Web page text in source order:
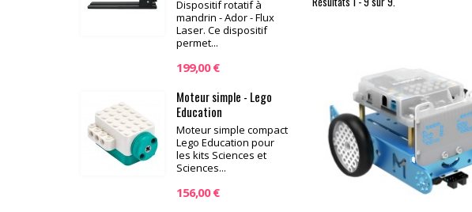
Dispositif rotatif à
mandrin - Ador - Flux
Laser. Ce dispositif
permet...
199,00 €
Moteur simple - Lego
Education
Moteur simple compact
Lego Education pour
les kits Sciences et
Sciences...
156,00 €